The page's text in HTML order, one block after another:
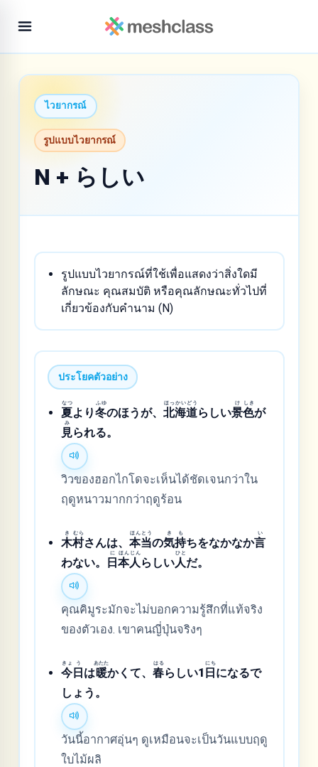
ไวยากรณ์
รูปแบบไวยากรณ์
N + らしい
รูปแบบไวยากรณ์ที่ใช้เพื่อแสดงว่าสิ่งใดมี
ลักษณะ คุณสมบัติ หรือคุณลักษณะทั่วไปที่
เกี่ยวข้องกับคำนาม (N)
ประโยคตัวอย่าง
夏
なつ
より冬
ふゆ
のほうが、北
ほっ
海
かい
道
どう
らしい景
け
色
しき
が
見
み
られる。
วิวของฮอกไกโดจะเห็นได้ชัดเจนกว่าใน
ฤดูหนาวมากกว่าฤดูร้อน
木
き
村
むら
さんは、本
ほん
当
とう
の気
き
持
も
ちをなかなか言
い
わない。 日
に
本
ほん
人
じん
らしい人
ひと
だ。
คุณคิมูระมักจะไม่บอกความรู้สึกที่แท้จริง
ของตัวเอง. เขาคนญี่ปุ่นจริงๆ
今
きょ
日
う
は暖
あたた
かくて、春
はる
らしい1 日
にち
になるで
しょう。
วันนี้อากาศอุ่นๆ ดูเหมือนจะเป็นวันแบบฤดู
ใบไม้ผลิ